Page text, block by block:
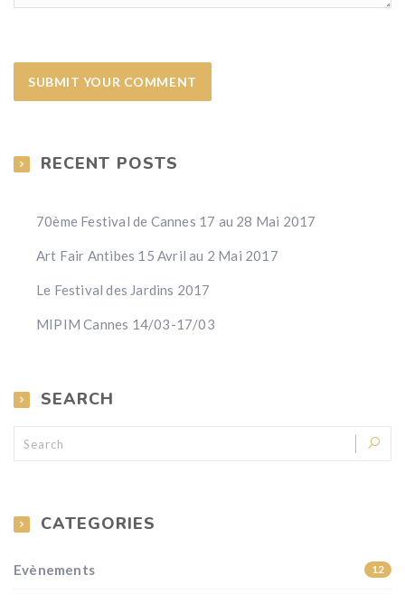
RECENT POSTS
70ème Festival de Cannes 17 au 28 Mai 2017
Art Fair Antibes 15 Avril au 2 Mai 2017
Le Festival des Jardins 2017
MIPIM Cannes 14/03-17/03
SEARCH
CATEGORIES
Evènements 12